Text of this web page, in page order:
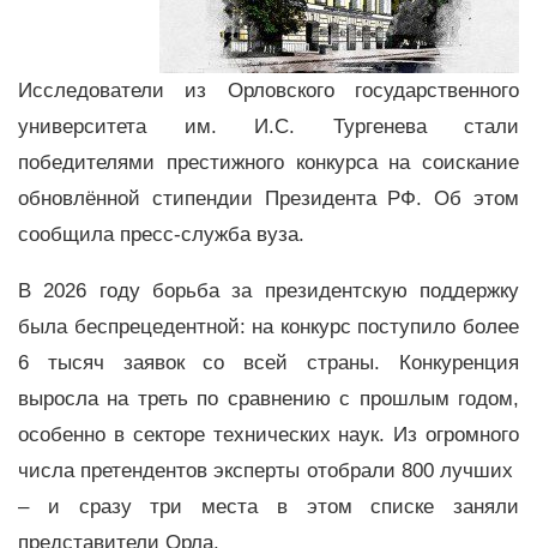
Исследователи из Орловского государственного
университета им. И.С. Тургенева стали
победителями престижного конкурса на соискание
обновлённой стипендии Президента РФ. Об этом
сообщила пресс-служба вуза.
В 2026 году борьба за президентскую поддержку
была беспрецедентной: на конкурс поступило более
6 тысяч заявок со всей страны. Конкуренция
выросла на треть по сравнению с прошлым годом,
особенно в секторе технических наук. Из огромного
числа претендентов эксперты отобрали 800 лучших
– и сразу три места в этом списке заняли
представители Орла.